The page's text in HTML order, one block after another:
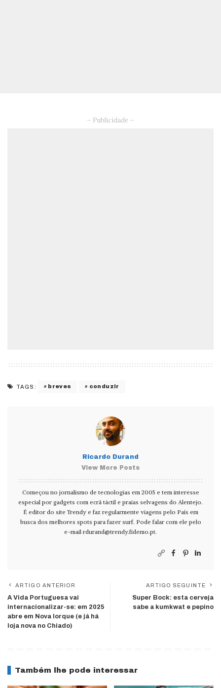
– Publicidade –
TAGS: breves conduzir
Ricardo Durand
View More Posts
Começou no jornalismo de tecnologias em 2005 e tem interesse
especial por gadgets com ecrã táctil e praias selvagens do Alentejo.
É editor do site Trendy e faz regularmente viagens pelo País em
busca dos melhores spots para fazer surf. Pode falar com ele pelo
e-mail rdurand@trendy.fidemo.pt.
ARTIGO ANTERIOR
A Vida Portuguesa vai
internacionalizar-se: em 2025
abre em Nova Iorque (e já há
loja nova no Chiado)
ARTIGO SEGUINTE
Super Bock: esta cerveja
sabe a kumkwat e pepino
Também lhe pode interessar